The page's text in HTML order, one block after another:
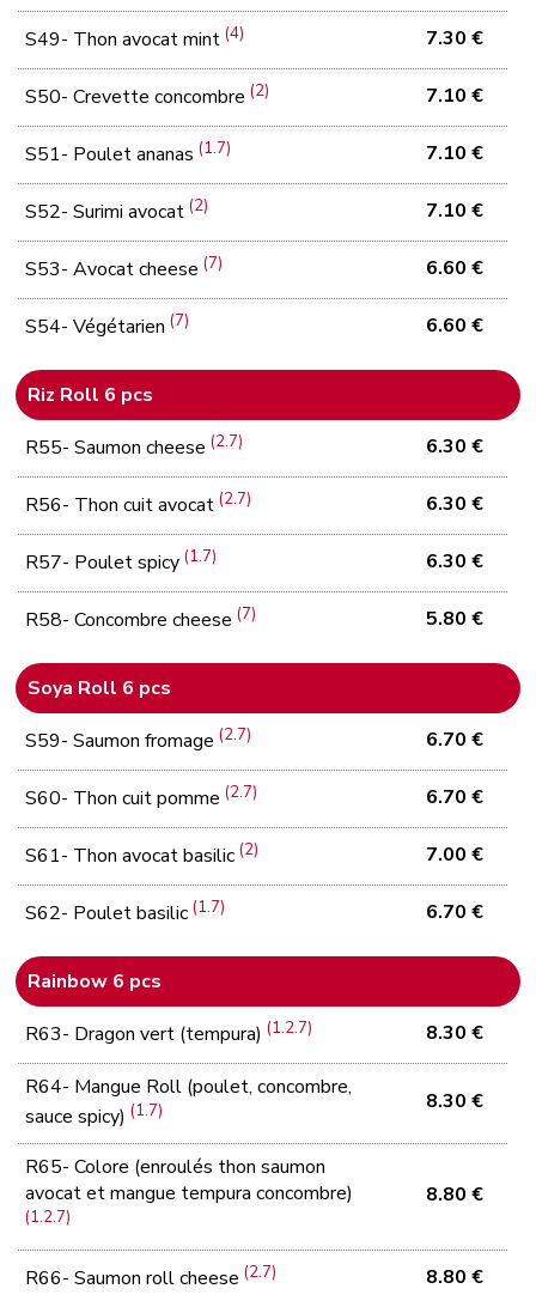
S49- Thon avocat mint(4) 7.30 €
S50- Crevette concombre(2) 7.10 €
S51- Poulet ananas(1.7) 7.10 €
S52- Surimi avocat(2) 7.10 €
S53- Avocat cheese(7) 6.60 €
S54- Végétarien(7) 6.60 €
Riz Roll 6 pcs
R55- Saumon cheese(2.7) 6.30 €
R56- Thon cuit avocat(2.7) 6.30 €
R57- Poulet spicy(1.7) 6.30 €
R58- Concombre cheese(7) 5.80 €
Soya Roll 6 pcs
S59- Saumon fromage(2.7) 6.70 €
S60- Thon cuit pomme(2.7) 6.70 €
S61- Thon avocat basilic(2) 7.00 €
S62- Poulet basilic(1.7) 6.70 €
Rainbow 6 pcs
R63- Dragon vert (tempura)(1.2.7) 8.30 €
R64- Mangue Roll (poulet, concombre,
sauce spicy)(1.7) 8.30 €
R65- Colore (enroulés thon saumon
avocat et mangue tempura concombre)
(1.2.7)
8.80 €
R66- Saumon roll cheese(2.7) 8.80 €